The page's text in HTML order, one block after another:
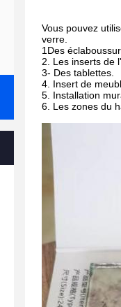
Vous pouvez
verre.
1Des
2. Les inserts de
3- Des tablettes.
4. Insert de
5. Installation
6. Les zones du